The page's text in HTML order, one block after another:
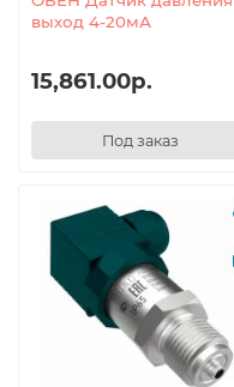
выход 4-20мА
15,861.00р.
Под заказ